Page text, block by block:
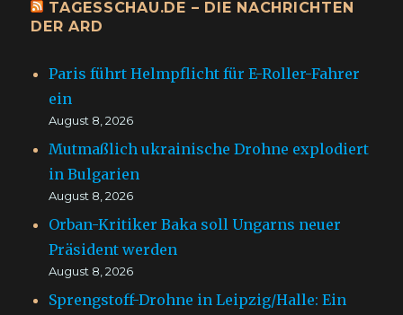
TAGESSCHAU.DE – DIE NACHRICHTEN
DER ARD
Paris führt Helmpflicht für E-Roller-Fahrer
ein
August 8, 2026
Mutmaßlich ukrainische Drohne explodiert
in Bulgarien
August 8, 2026
Orban-Kritiker Baka soll Ungarns neuer
Präsident werden
August 8, 2026
Sprengstoff-Drohne in Leipzig/Halle: Ein